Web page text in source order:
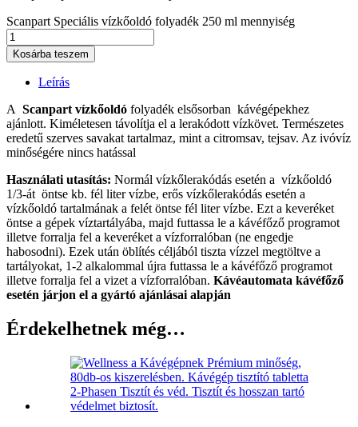
Scanpart Speciális vízkőoldó folyadék 250 ml mennyiség
Kosárba teszem
Leírás
A Scanpart vízkőoldó folyadék elsősorban kávégépekhez
ajánlott. Kiméletesen távolítja el a lerakódott vízkövet. Természetes
eredetű szerves savakat tartalmaz, mint a citromsav, tejsav. Az ivóvíz
minőségére nincs hatással
Használati utasítás: Normál vízkőlerakódás esetén a vízkőoldó
1/3-át öntse kb. fél liter vízbe, erős vízkőlerakódás esetén a
vízkőoldó tartalmának a felét öntse fél liter vízbe. Ezt a keveréket
öntse a gépek víztartályába, majd futtassa le a kávéfőző programot
illetve forralja fel a keveréket a vízforralóban (ne engedje
habosodni). Ezek után öblítés céljából tiszta vízzel megtöltve a
tartályokat, 1-2 alkalommal újra futtassa le a kávéfőző programot
illetve forralja fel a vizet a vízforralóban. Kávéautomata kávéfőző
esetén járjon el a gyártó ajánlásai alapján
Érdekelhetnek még…